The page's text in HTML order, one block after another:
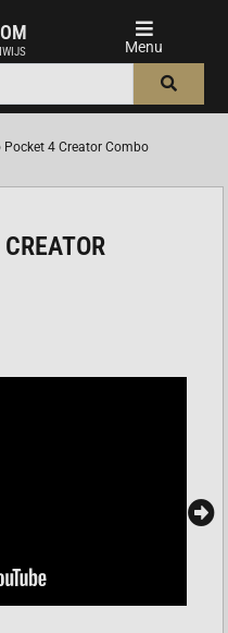
Pocket 4 Creator Combo